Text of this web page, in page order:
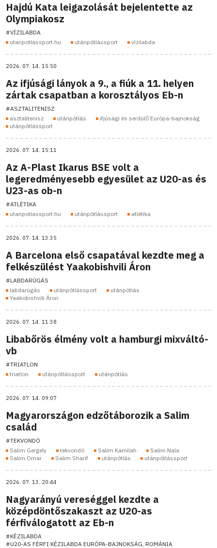
Hajdú Kata leigazolását bejelentette az
Olympiakosz
#VÍZILABDA
utanpotlassport.hu
utánpótlássport vízilabda
2026. 07. 14. 15:50
Az ifjúsági lányok a 9., a fiúk a 11. helyen
zártak csapatban a korosztályos Eb-n
#ASZTALITENISZ
asztalitenisz
utánpótlás
ifjúsági és serdülő Európa-bajnokság
utánpótlássport
2026. 07. 14. 15:11
Az A-Plast Ikarus BSE volt a
legeredményesebb egyesület az U20-as és
U23-as ob-n
#ATLÉTIKA
utanpotlassport.hu
utánpótlássport atlétika
2026. 07. 14. 13:35
A Barcelona első csapatával kezdte meg a
felkészülést Yaakobishvili Áron
#LABDARÚGÁS
labdarúgás
utánpótlássport
utánpótlás
Yaakobishvili Áron
2026. 07. 14. 11:38
Libabőrös élmény volt a hamburgi mixváltó-
vb
#TRIATLON
triatlon
utánpótlássport utánpótlás
2026. 07. 14. 09:07
Magyarországon edzőtáborozik a Salim
család
#TEKVONDÓ
Salim Gergely
tekvondó Salim Kamilah
Salim Nala
Salim Omar
Salim Sharif utánpótlás utánpótlássport
2026. 07. 13. 20:44
Nagyarányú vereséggel kezdte a
középdöntőszakaszt az U20-as
férfiválogatott az Eb-n
#KÉZILABDA
#U20-AS FÉRFI KÉZILABDA EURÓPA-BAJNOKSÁG, ROMÁNIA